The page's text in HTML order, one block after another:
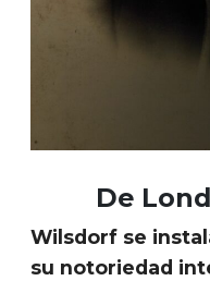
De
Wilsdorf se
su notoriedad